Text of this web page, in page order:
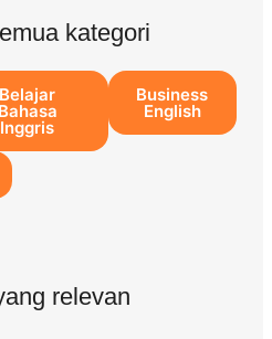
kategori
Belajar
Bahasa
Inggris
Business
English
relevan